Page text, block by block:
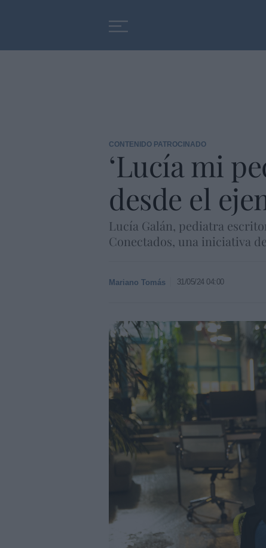
CONTENIDO PATROCINADO
‘Lucía mi
desde el
Lucía Galán, pediatra
Conectados, una iniciativa
Mariano Tomás 31/05/24 04:00